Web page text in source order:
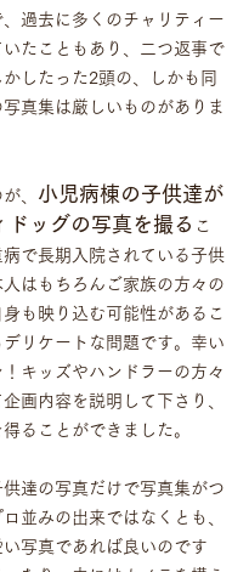
過去に多くのチャリティー
たこともあり、二つ返事で
したった2頭の、しかも同
真集は厳しいものがありま
、 小児病棟の子供達が
ドッグの写真を撮る こ
病で長期入院されている子供
はもちろんご家族の方々の
も映り込む可能性があるこ
デリケートな問題です。幸い
キッズやハンドラーの方々
画内容を説明して下さり、
ることができました。
達の写真だけで写真集がつ
並みの出来ではなくとも、
写真であれば良いのです